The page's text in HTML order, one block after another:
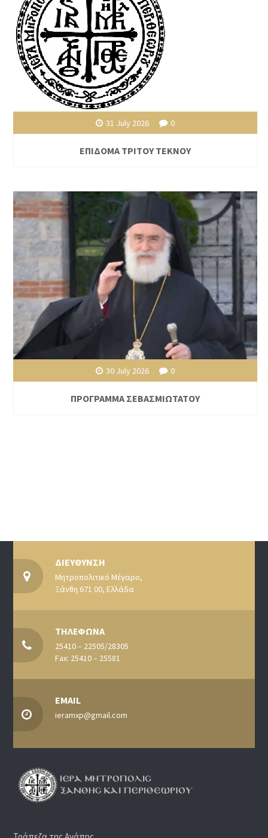
31 July 2026 0
ΕΠΙΔΟΜΑ ΤΡΙΤΟΥ ΤΕΚΝΟΥ
30 July 2026 0
ΠΡΟΓΡΑΜΜΑ ΣΕΒΑΣΜΙΩΤΑΤΟΥ
ΔΙΕΥΘΥΝΣΗ
Μητροπολιτικό Μέγαρο,
Ξάνθη 671 00, Ελλάδα
ΤΗΛΕΦΩΝΑ
25410 – 22505/28305
Fax: 25410 – 25581
EMAIL
ieramxp@gmail.com